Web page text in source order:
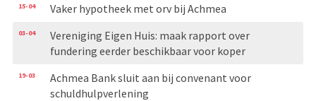
15-04 Vaker hypotheek met orv bij Achmea
03-04
Vereniging Eigen Huis: maak rapport over
fundering eerder beschikbaar voor koper
19-03
Achmea Bank sluit aan bij convenant voor
schuldhulpverlening